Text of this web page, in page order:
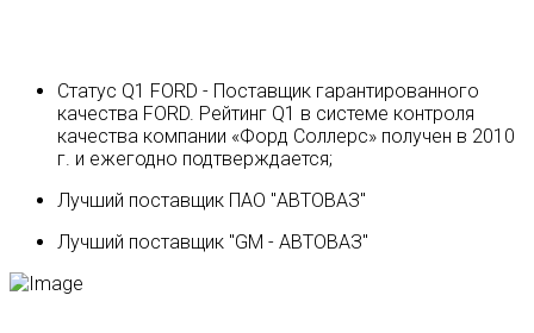
Статус Q1 FORD - Поставщик гарантированного
качества FORD. Рейтинг Q1 в системе контроля
качества компании «Форд Соллерс» получен в 2010
г. и ежегодно подтверждается;
Лучший поставщик ПАО "АВТОВАЗ"
Лучший поставщик "GM - АВТОВАЗ"